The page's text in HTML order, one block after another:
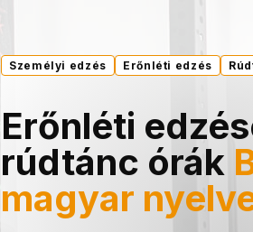
Személyi edzés Erőnléti edzés
Erőnléti
rúdtánc órák
magyar